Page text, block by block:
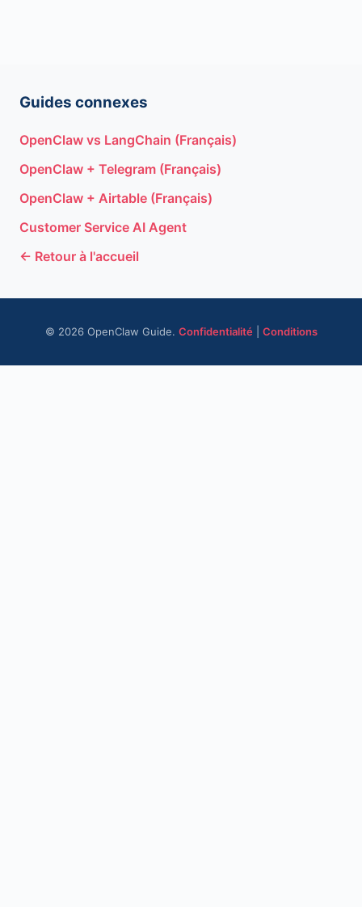
Guides connexes
OpenClaw vs LangChain (Français)
OpenClaw + Telegram (Français)
OpenClaw + Airtable (Français)
Customer Service AI Agent
← Retour à l'accueil
© 2026 OpenClaw Guide. Confidentialité| Conditions